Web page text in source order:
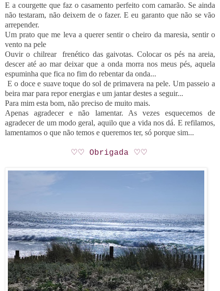
E a courgette que faz o casamento perfeito com camarão. Se ainda
não testaram, não deixem de o fazer. E eu garanto que não se vão
arrepender.
Um prato que me leva a querer sentir o cheiro da maresia, sentir o
vento na pele
Ouvir o chilrear frenético das gaivotas. Colocar os pés na areia,
descer até ao mar deixar que a onda morra nos meus pés, aquela
espuminha que fica no fim do rebentar da onda...
E o doce e suave toque do sol de primavera na pele. Um passeio a
beira mar para repor energias e um jantar destes a seguir...
Para mim esta bom, não preciso de muito mais.
Apenas agradecer e não lamentar. As vezes esquecemos de
agradecer de um modo geral, aquilo que a vida nos dá. E refilamos,
lamentamos o que não temos e queremos ter, só porque sim...
♡♡ Obrigada ♡♡